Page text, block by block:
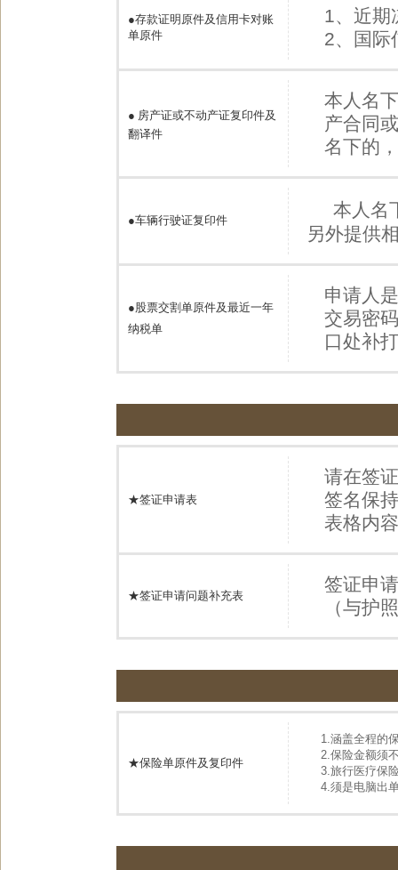
●存款证明原件及信用卡对账
单原件
1、近期
2、国际
● 房产证或不动产证复印件及
翻译件
本人名
产合同
名下的
●车辆行驶证复印件
本人名
另外提供
●股票交割单原件及最近一年
纳税单
申请人
交易密
口处补
★签证申请表
请在签
签名保
表格内
★签证申请问题补充表
签证申
（与护
★保险单原件及复印件
1.涵盖全程的保
2.保险金额须不
3.旅行医疗保
4.须是电脑出